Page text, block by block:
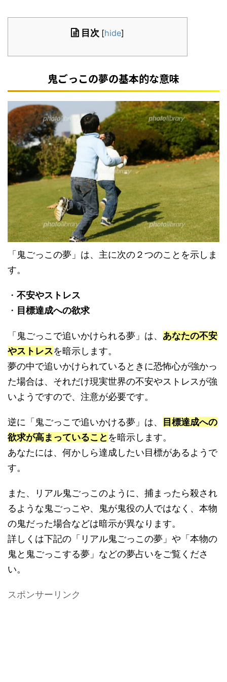
目次 [hide]
鬼ごっこの夢の基本的な意味
「鬼ごっこの夢」は、主に次の２つのことを示しま
す。
・ 不安やストレス
・ 目標達成への欲求
「鬼ごっこで追いかけられる夢」は、 あなたの不安
やストレスを暗示します。
夢の中で追いかけられているときに恐怖心が強かっ
た場合は、それだけ現実世界の不安やストレスが強
いようですので、注意が必要です。
逆に「鬼ごっこで追いかける夢」は、
目標達成への
欲求が高まっていること を暗示します。
あなたには、何かしら達成したい目標があるようで
す。
また、リアル鬼ごっこのように、捕まったら殺され
るような鬼ごっこや、鬼が鬼役の人ではなく、本物
の鬼だった場合などは暗示が異なります。
詳しくは下記の「リアル鬼ごっこの夢」や「本物の
鬼と鬼ごっこする夢」などの夢占いをご覧くださ
い。
スポンサーリンク